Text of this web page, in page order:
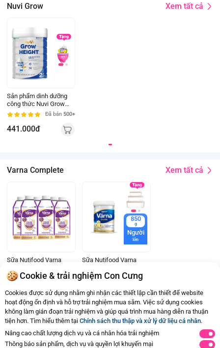
Nuvi Grow Xem tất cả
Sản phẩm dinh dưỡng
công thức Nuvi Grow
Height 2+ (800g)Đã bán 500+
441.000đ
Varna Complete Xem tất cả
Sữa Nutifood Varna
6)
Đã bán10K+
127.500đ -15%
850
g
Người
lớn
Sữa Nutifood Varna
Đã bán10K+
635.000đ
Ba mẹ đã xem hết nội dung rồi
Cookie & trải nghiệm Con Cưng
Cookies được sử dụng nhằm ghi nhận các thiết lập cần thiết để website
hoạt động ổn định và hỗ trợ trải nghiệm mua sắm. Việc sử dụng cookies
không làm gián đoạn trải nghiệm và giúp quá trình mua hàng diễn ra thuận
tiện hơn. Tìm hiểu thêm tại Chính sách thu thập và xử lý dữ liệu cá nhân.
Nâng cao chất lượng dịch vụ và cá nhân hóa trải nghiệm
Thông báo sản phẩm, dịch vụ và quyền lợi khuyến mại